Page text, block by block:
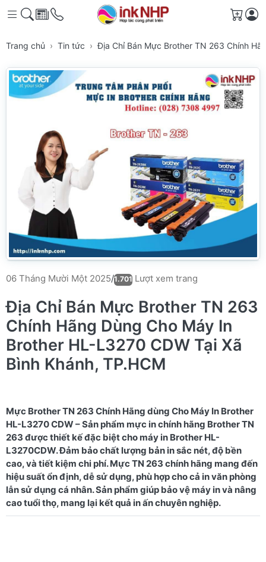
Giỏ
Trang chủ Tin tức Địa Chỉ Bán Mực Brother TN 263 Chính
06 Tháng Mười Một 2025/1.701 Lượt xem trang
Địa Chỉ Bán Mực Brother TN 263
Chính Hãng Dùng Cho Máy In
Brother HL-L3270 CDW Tại Xã
Bình Khánh, TP.HCM
Mực Brother TN 263 Chính Hãng dùng Cho Máy In Brother
HL-L3270 CDW – Sản phẩm mực in chính hãng Brother TN
263 được thiết kế đặc biệt cho máy in Brother HL-
L3270CDW. Đảm bảo chất lượng bản in sắc nét, độ bền
cao, và tiết kiệm chi phí. Mực TN 263 chính hãng mang đến
hiệu suất ổn định, dễ sử dụng, phù hợp cho cả in văn phòng
lẫn sử dụng cá nhân. Sản phẩm giúp bảo vệ máy in và nâng